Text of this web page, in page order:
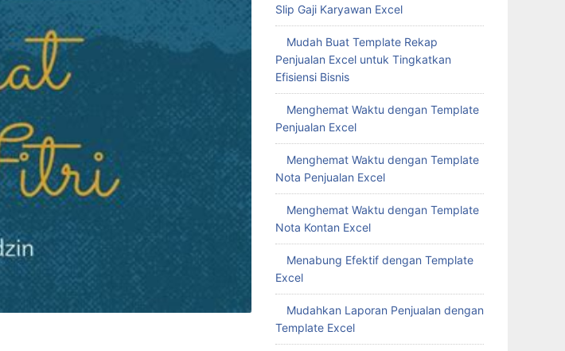
Slip Gaji Karyawan Excel
Mudah Buat Template Rekap
Penjualan Excel untuk Tingkatkan
Efisiensi Bisnis
Menghemat Waktu dengan Template
Penjualan Excel
Menghemat Waktu dengan Template
Nota Penjualan Excel
Menghemat Waktu dengan Template
Nota Kontan Excel
Menabung Efektif dengan Template
Excel
Mudahkan Laporan Penjualan dengan
Template Excel